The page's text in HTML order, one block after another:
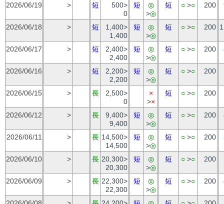
2026/06/19 > 短
500>
0
短
◎
>◎
短 ○ >○ 200
2026/06/18 > 短
1,400>
1,400
短
◎
>◎
短 ○ >○ 200
2026/06/17
> 短
2,400>
2,400
短
◎
>◎
短 ○ >○ 200
2026/06/16 > 短
2,200>
2,200
短
◎
>◎
短 ○ >○ 200
2026/06/15 > 長
2,500>
0
×
>×
短 ○ >○ 200
2026/06/12 > 長
9,400>
9,400
短
◎
>◎
短 ○ >○ 200
2026/06/11 > 長 14,500>
14,500
短
◎
>◎
短 ○ >○ 200
2026/06/10
> 長 20,300>
20,300
短
◎
>◎
短 ○ >○ 200
2026/06/09 > 長 22,300>
22,300
短
◎
>◎
短 ○ >○ 200